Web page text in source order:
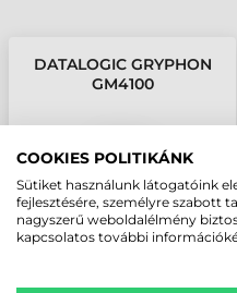
DATALOGIC GRYPHON
GM4100
COOKIES POLITIKÁNK
Sütiket használunk látogatóink
fejlesztésére, személyre szabott
nagyszerű weboldalélmény
kapcsolatos további